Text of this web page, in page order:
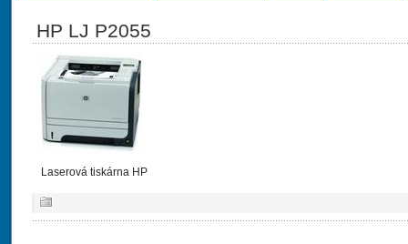
HP LJ P2055
Laserová tiskárna HP